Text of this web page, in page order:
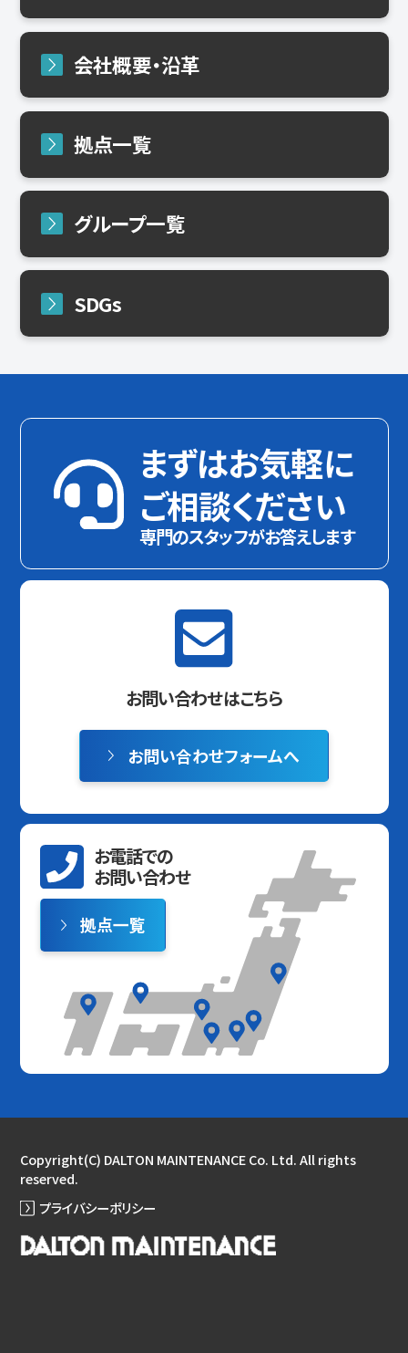
会社概要・沿革
拠点一覧
グループ一覧
SDGs
まずはお気軽に
ご相談ください
専門のスタッフがお答えします
お問い合わせはこちら
お問い合わせフォームへ
お電話での
お問い合わせ
拠点一覧
Copyright(C) DALTON MAINTENANCE Co. Ltd. All rights
reserved.
プライバシーポリシー